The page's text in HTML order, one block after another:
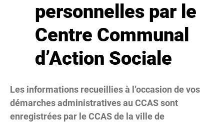
personnelles par le
Centre Communal
d’Action Sociale
Les informations recueillies à l’occasion de vos
démarches administratives au CCAS sont
enregistrées par le CCAS de la ville de